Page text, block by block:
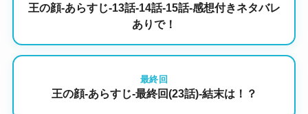
王の顔-あらすじ-13話-14話-15話-感想付きネタバレ
ありで！
最終回
王の顔-あらすじ-最終回(23話)-結末は！？